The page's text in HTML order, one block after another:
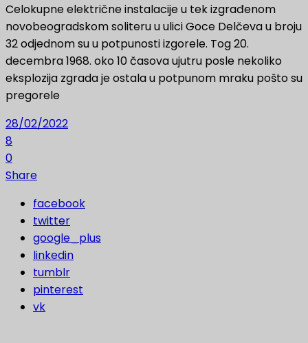
Celokupne električne instalacije u tek izgrađenom
novobeogradskom soliteru u ulici Goce Delčeva u broju
32 odjednom su u potpunosti izgorele. Tog 20.
decembra 1968. oko 10 časova ujutru posle nekoliko
eksplozija zgrada je ostala u potpunom mraku pošto su
pregorele
28/02/2022
8
0
Share
facebook
twitter
google_plus
linkedin
tumblr
pinterest
vk